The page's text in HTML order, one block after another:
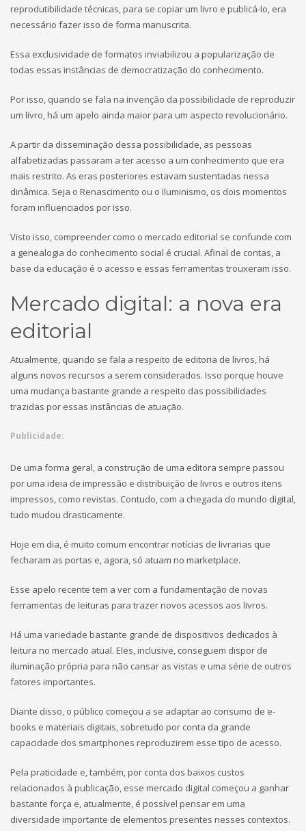
reprodutibilidade técnicas, para se copiar um livro e publicá-lo, era
necessário fazer isso de forma manuscrita.
Essa exclusividade de formatos inviabilizou a popularização de
todas essas instâncias de democratização do conhecimento.
Por isso, quando se fala na invenção da possibilidade de reproduzir
um livro, há um apelo ainda maior para um aspecto revolucionário.
A partir da disseminação dessa possibilidade, as pessoas
alfabetizadas passaram a ter acesso a um conhecimento que era
mais restrito. As eras posteriores estavam sustentadas nessa
dinâmica. Seja o Renascimento ou o Iluminismo, os dois momentos
foram influenciados por isso.
Visto isso, compreender como o mercado editorial se confunde com
a genealogia do conhecimento social é crucial. Afinal de contas, a
base da educação é o acesso e essas ferramentas trouxeram isso.
Mercado digital: a nova era
editorial
Atualmente, quando se fala a respeito de editoria de livros, há
alguns novos recursos a serem considerados. Isso porque houve
uma mudança bastante grande a respeito das possibilidades
trazidas por essas instâncias de atuação.
Publicidade:
De uma forma geral, a construção de uma editora sempre passou
por uma ideia de impressão e distribuição de livros e outros itens
impressos, como revistas. Contudo, com a chegada do mundo digital,
tudo mudou drasticamente.
Hoje em dia, é muito comum encontrar notícias de livrarias que
fecharam as portas e, agora, só atuam no marketplace.
Esse apelo recente tem a ver com a fundamentação de novas
ferramentas de leituras para trazer novos acessos aos livros.
Há uma variedade bastante grande de dispositivos dedicados à
leitura no mercado atual. Eles, inclusive, conseguem dispor de
iluminação própria para não cansar as vistas e uma série de outros
fatores importantes.
Diante disso, o público começou a se adaptar ao consumo de e-
books e materiais digitais, sobretudo por conta da grande
capacidade dos smartphones reproduzirem esse tipo de acesso.
Pela praticidade e, também, por conta dos baixos custos
relacionados à publicação, esse mercado digital começou a ganhar
bastante força e, atualmente, é possível pensar em uma
diversidade importante de elementos presentes nesses contextos.